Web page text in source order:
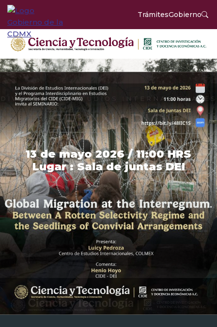
TrámitesGobierno
DIVISIÓN DE ESTUDIOS INTERNACIONALES
SEMINARIO
13 de mayo 2026 / 11:00 HRS
Lugar : Sala de juntas DEI
Registro en zoom